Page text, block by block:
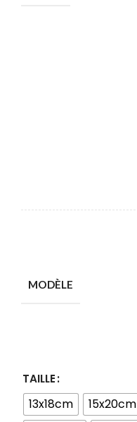
MODÈLE
TAILLE
13x18cm 15x20cm